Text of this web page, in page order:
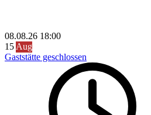
08.08.26 18:00
15Aug
Gaststätte geschlossen